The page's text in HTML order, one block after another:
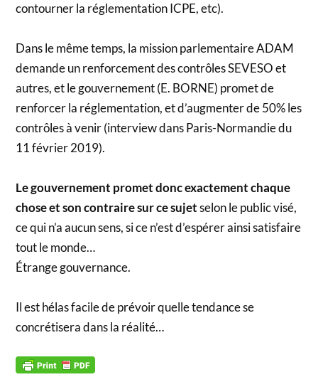
contourner la réglementation ICPE, etc).
Dans le même temps, la mission parlementaire ADAM
demande un renforcement des contrôles SEVESO et
autres, et le gouvernement (E. BORNE) promet de
renforcer la réglementation, et d’augmenter de 50% les
contrôles à venir (interview dans Paris-Normandie du
11 février 2019).
Le gouvernement promet donc exactement chaque
chose et son contraire sur ce sujetselon le public visé,
ce qui n’a aucun sens, si ce n’est d’espérer ainsi satisfaire
tout le monde…
Étrange gouvernance.
Il est hélas facile de prévoir quelle tendance se
concrétisera dans la réalité…